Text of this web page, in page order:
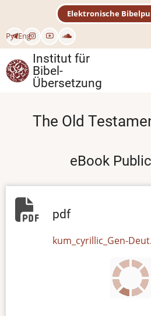
Inhalt
РусEng
Elektronische
Institut für
Bibel-
Übersetzung
The Old
eBook
pdf
kum_cyrillic_Gen-